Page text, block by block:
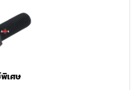
เศษ